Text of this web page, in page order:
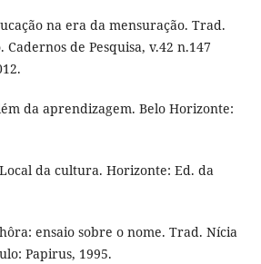
na era da mensuração. Trad.
de Pesquisa, v.42 n.147
da aprendizagem. Belo Horizonte:
da cultura. Horizonte: Ed. da
ensaio sobre o nome. Trad. Nícia
Papirus, 1995.